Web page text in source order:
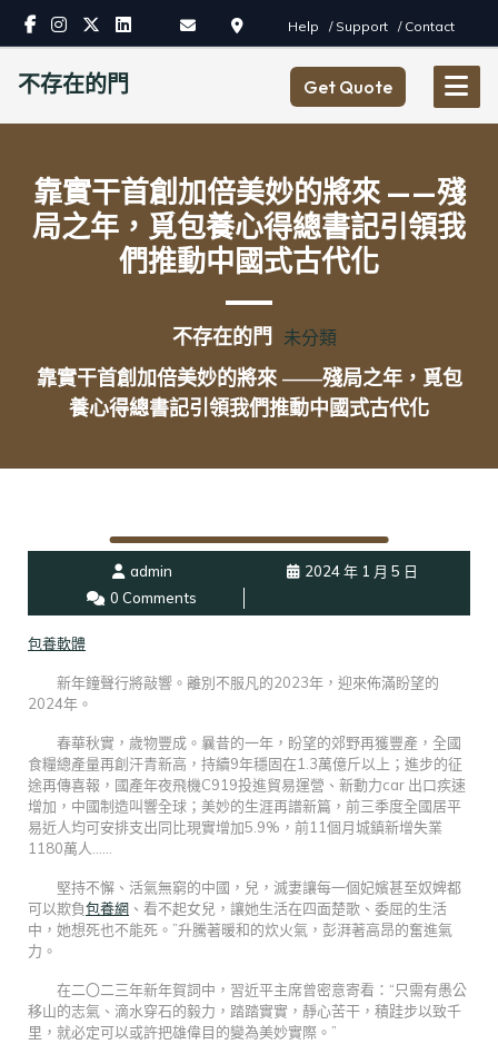
Skip
content
Help / Support / Contact
不存在的門 Get Quote
靠實干首創加倍美妙的將來 ——殘
局之年，覓包養心得總書記引領我
們推動中國式古代化
不存在的門 未分類
靠實干首創加倍美妙的將來 ——殘局之年，覓包
養心得總書記引領我們推動中國式古代化
admin
2024 年 1 月 5 日
0 Comments
包養軟體
新年鐘聲行將敲響。離別不服凡的2023年，迎來佈滿盼望的
2024年。
春華秋實，歲物豐成。曩昔的一年，盼望的郊野再獲豐產，全國
食糧總產量再創汗青新高，持續9年穩固在1.3萬億斤以上；進步的征
途再傳喜報，國產年夜飛機C919投進貿易運營、新動力car 出口疾速
增加，中國制造叫響全球；美妙的生涯再譜新篇，前三季度全國居平
易近人均可安排支出同比現實增加5.9%，前11個月城鎮新增失業
1180萬人……
堅持不懈、活氣無窮的中國，兒，滅妻讓每一個妃嬪甚至奴婢都
可以欺負包養網 、看不起女兒，讓她生活在四面楚歌、委屈的生活
中，她想死也不能死。”升騰著暖和的炊火氣，彭湃著高昂的奮進氣
力。
在二〇二三年新年賀詞中，習近平主席曾密意寄看：“只需有愚公
移山的志氣、滴水穿石的毅力，踏踏實實，靜心苦干，積跬步以致千
里，就必定可以或許把雄偉目的變為美妙實際。”